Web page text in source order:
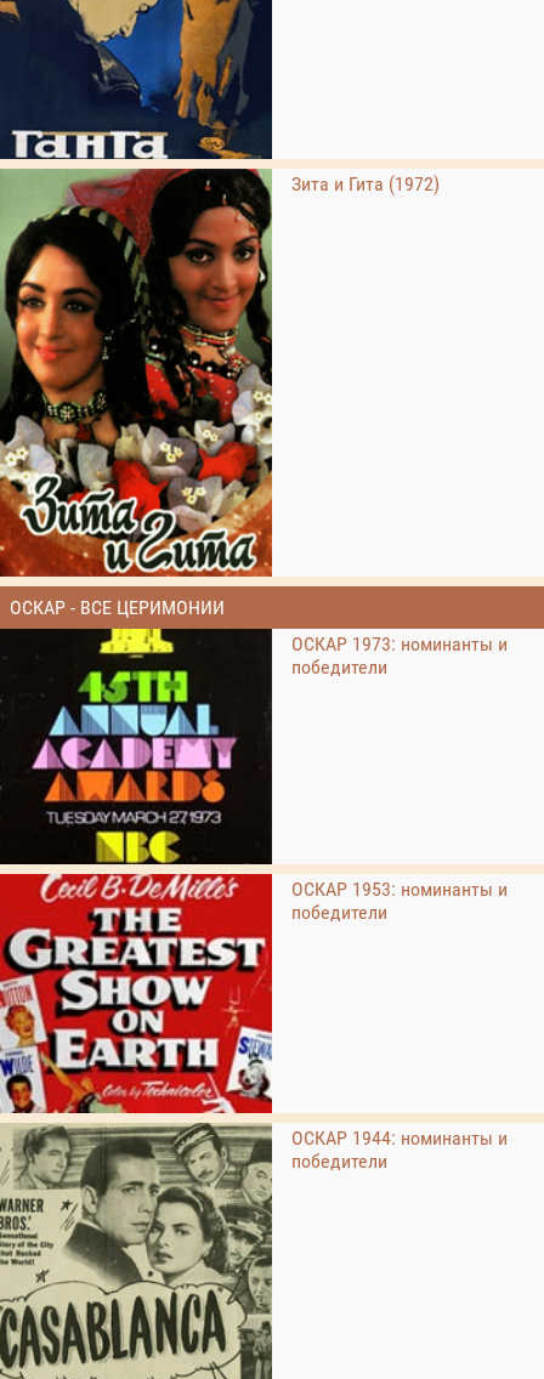
Зита и Гита (1972)
ОСКАР - ВСЕ ЦЕРИМОНИИ
ОСКАР 1973: номинанты и
победители
ОСКАР 1953: номинанты и
победители
ОСКАР 1944: номинанты и
победители